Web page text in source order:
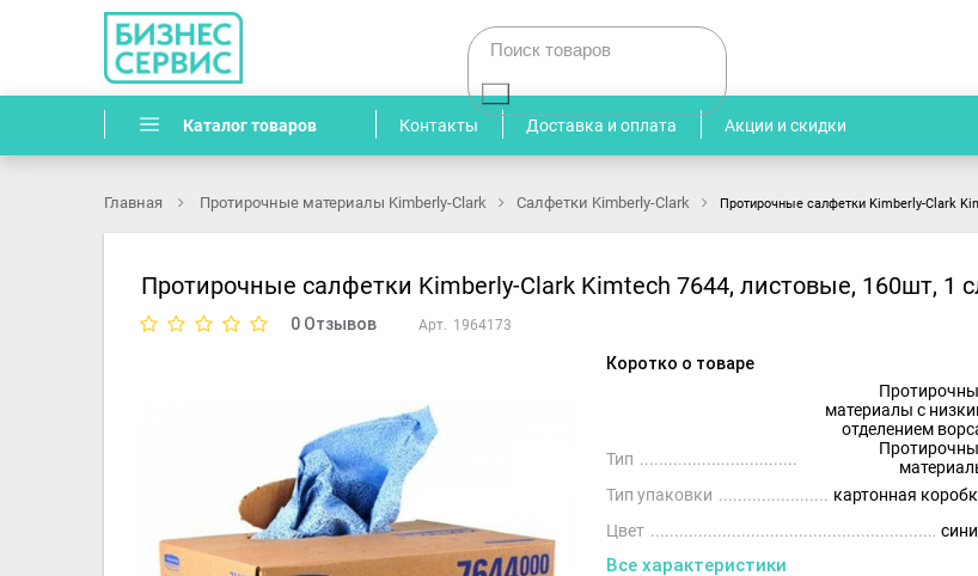
Каталог товаров контакты доставка и оплата акции и скидки
Главная &gt;Протирочные материалы Kimberly-Clark > Салфетки Kimberly-Clark > Протирочные салфетки Kimberly-Clark
Протирочные салфетки Kimberly-Clark Kimtech 7644, листовые, 160шт, 1
0 Отзывов Арт. 1964173
Коротко о товаре
Тип
материалы с
отделением
Тип упаковки
картонная
Цвет
Все характеристики